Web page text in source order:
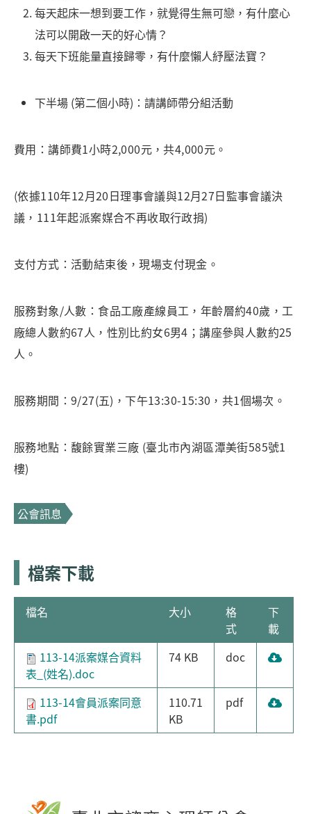
每天起床一想到要工作，就覺得生無可戀，有什麼心
法可以開啟一天的好心情？
每天下班能量直接歸零，有什麼懶人紓壓法寶？
下半場 (第二個小時)：請講師帶分組活動
費用：講師費1小時2,000元，共4,000元。
(依據110年12月20日理事會議與12月27日監事會議決
議，111年起派案媒合不再收取行政捐)
支付方式：活動結束後，現場支付現金。
服務對象/人數：食品工廠產線員工，年齡層約40歲，工
廠總人數約67人，性別比約女6男4；講座參與人數約25
人。
服務期間：9/27(五)，下午13:30-15:30，共1個場次。
服務地點：馥餘實業三廠 (臺北市內湖區潭美街585號1
樓)
公會訊息
檔案下載
檔名 大小
格
式
下
載
113-14派案媒合資料
表_(姓名).doc
74 KB doc
113-14會員派案同意
書.pdf
110.71
KB
pdf